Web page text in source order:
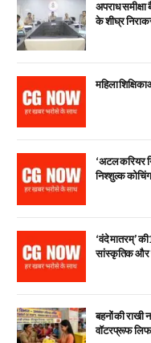
अपराध
के शीघ्र
महिला
‘अटल करियर
निश्शुल्क कोचिंग
‘वंदे मातरम्’
सांस्कृतिक और
बहनों की राखी
वॉटरप्रूफ